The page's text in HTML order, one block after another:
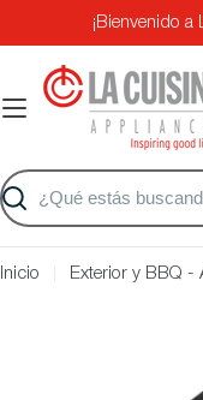
al
contenido
¡Bienvenido
Buscar
Inicio Exterior y BBQ -